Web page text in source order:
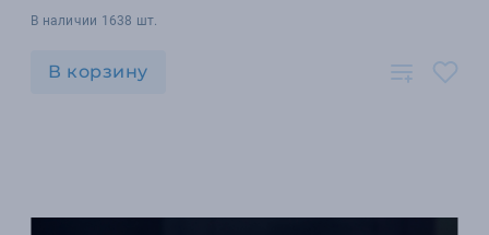
В наличии 1638 шт.
В корзину